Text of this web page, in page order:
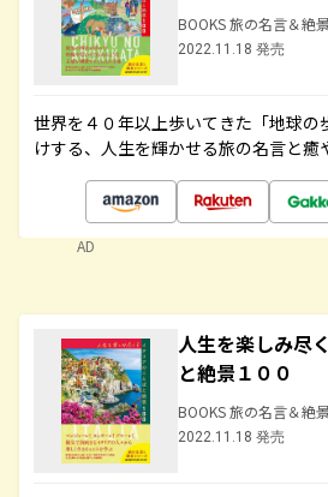
BOOKS 旅の名言＆絶景
2022.11.18 発売
世界を４０年以上歩いてきた「地球の
けする、人生を輝かせる旅の名言と癒
AD
人生を楽しみ尽
と絶景１００
BOOKS 旅の名言＆絶景
2022.11.18 発売